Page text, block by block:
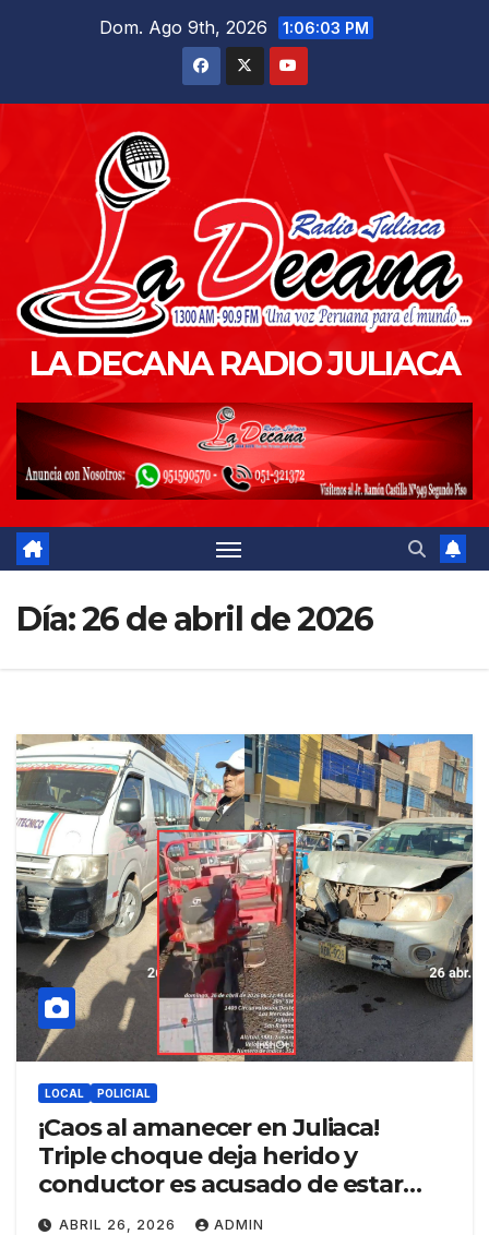
Dom. Ago 9th, 2026 1:06:05 PM
LA DECANA RADIO JULIACA
Día:26 de abril de 2026
LOCAL POLICIAL
¡Caos al amanecer en Juliaca!
Triple choque deja herido y
conductor es acusado de estar
ebrio
ABRIL 26, 2026 ADMIN